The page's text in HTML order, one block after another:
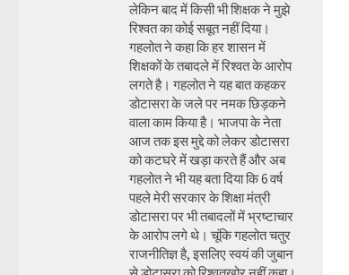
लेकिन बाद में किसी भी शिक्षक ने मुझे
रिश्वत का कोई सबूत नहीं दिया।
गहलोत ने कहा कि हर शासन में
शिक्षकों के तबादले में रिश्वत के आरोप
लगते है। गहलोत ने यह बात कहकर
डोटासरा के जले पर नमक छिड़कने
वाला काम किया है। भाजपा के नेता
आज तक इस मुद्दे को लेकर डोटासरा
को कटघरे में खड़ा करते हैं और अब
गहलोत ने भी यह बता दिया कि 6 वर्ष
पहले मेरी सरकार के शिक्षा मंत्री
डोटासरा पर भी तबादलों में भ्रष्टाचार
के आरोप लगे थे। चूंकि गहलोत चतुर
राजनीतिज्ञ है, इसलिए स्वयं की जुबान